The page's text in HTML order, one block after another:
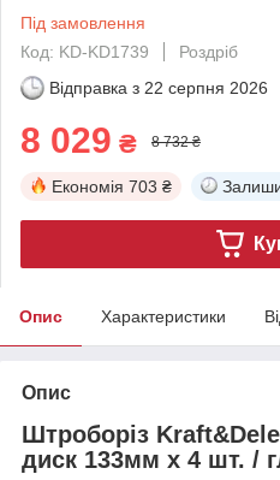
Під замовлення
Код: KD-KD1739
Роздріб
Відправка з 22 серпня 2026
8 029 ₴ 8 732 ₴
Економія 703 ₴
Опис Характеристики
Опис
Штроборіз
диск 133мм х 4 шт. /